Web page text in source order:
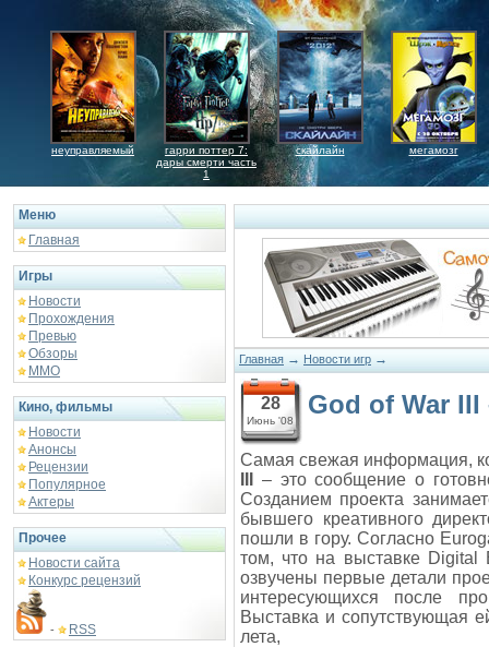
неуправляемый
гарри поттер 7:
дары смерти часть
1
скайлайн мегамозг
Меню
Главная
Игры
Новости
Прохождения
Превью
Обзоры
ММО
Кино, фильмы
Новости
Анонсы
Рецензии
Популярное
Актеры
Прочее
Новости сайта
Конкурс рецензий
- RSS
Главная → Новости игр →
28
Июнь '08
God of War
Самая свежая информация,
– это сообщение о
Созданием проекта
бывшего креативного
пошли в гору. Согласно
том, что на выставке Digital
озвучены первые детали
интересующихся после
Выставка и сопутствующая
лета,